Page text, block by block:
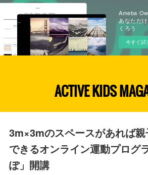
Ameba
あなただ
くろう
今すぐ試
ACTIVE KIDS
3m×3mのスペースがあれば
できるオンライン運動プログ
ぽ」開講